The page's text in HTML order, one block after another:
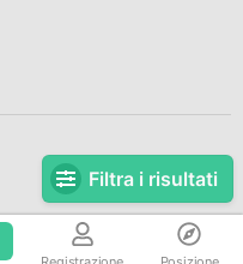
Filtra i risultati